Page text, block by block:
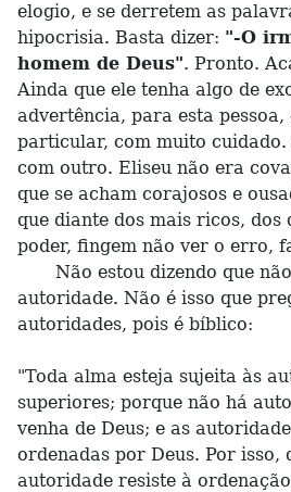
elogio, e se derretem as
hipocrisia. Basta dizer: "-O
homem de Deus". Pronto.
Ainda que ele tenha algo de
advertência, para esta
particular, com muito cuidado.
com outro. Eliseu não era
que se acham corajosos e
que diante dos mais ricos, dos
poder, fingem não ver o erro,
Não estou dizendo que não
autoridade. Não é isso que
autoridades, pois é bíblico:
"Toda alma esteja sujeita às
superiores; porque não há
venha de Deus; e as
ordenadas por Deus. Por isso,
autoridade resiste à